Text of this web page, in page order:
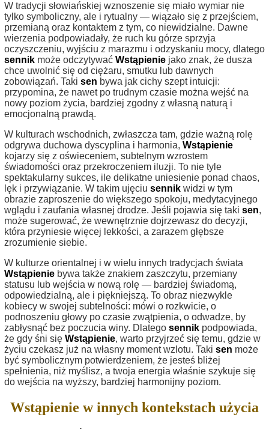
W tradycji słowiańskiej wznoszenie się miało wymiar nie
tylko symboliczny, ale i rytualny — wiązało się z przejściem,
przemianą oraz kontaktem z tym, co niewidzialne. Dawne
wierzenia podpowiadały, że ruch ku górze sprzyja
oczyszczeniu, wyjściu z marazmu i odzyskaniu mocy, dlatego
sennik może odczytywać Wstąpienie jako znak, że dusza
chce uwolnić się od ciężaru, smutku lub dawnych
zobowiązań. Taki sen bywa jak cichy szept intuicji:
przypomina, że nawet po trudnym czasie można wejść na
nowy poziom życia, bardziej zgodny z własną naturą i
emocjonalną prawdą.
W kulturach wschodnich, zwłaszcza tam, gdzie ważną rolę
odgrywa duchowa dyscyplina i harmonia, Wstąpienie
kojarzy się z oświeceniem, subtelnym wzrostem
świadomości oraz przekroczeniem iluzji. To nie tyle
spektakularny sukces, ile delikatne uniesienie ponad chaos,
lęk i przywiązanie. W takim ujęciu sennik widzi w tym
obrazie zaproszenie do większego spokoju, medytacyjnego
wglądu i zaufania własnej drodze. Jeśli pojawia się taki sen,
może sugerować, że wewnętrznie dojrzewasz do decyzji,
która przyniesie więcej lekkości, a zarazem głębsze
zrozumienie siebie.
W kulturze orientalnej i w wielu innych tradycjach świata
Wstąpienie bywa także znakiem zaszczytu, przemiany
statusu lub wejścia w nową rolę — bardziej świadomą,
odpowiedzialną, ale i piękniejszą. To obraz niezwykle
kobiecy w swojej subtelności: mówi o rozkwicie, o
podnoszeniu głowy po czasie zwątpienia, o odwadze, by
zabłysnąć bez poczucia winy. Dlatego sennik podpowiada,
że gdy śni się Wstąpienie, warto przyjrzeć się temu, gdzie w
życiu czekasz już na własny moment wzlotu. Taki sen może
być symbolicznym potwierdzeniem, że jesteś bliżej
spełnienia, niż myślisz, a twoja energia właśnie szykuje się
do wejścia na wyższy, bardziej harmonijny poziom.
Wstąpienie w innych kontekstach użycia